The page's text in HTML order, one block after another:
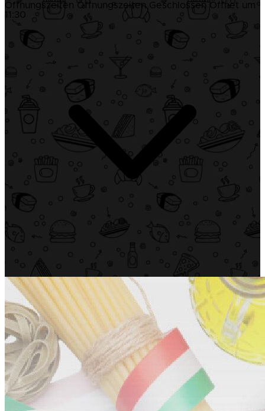
Öffnungszeiten Öffnungszeiten Geschlossen Öffnet um
11:30